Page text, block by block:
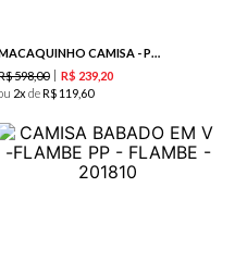
MACAQUINHO CAMISA - PURPLE
598,00 R$ 239 20
2 deR$ 119 60